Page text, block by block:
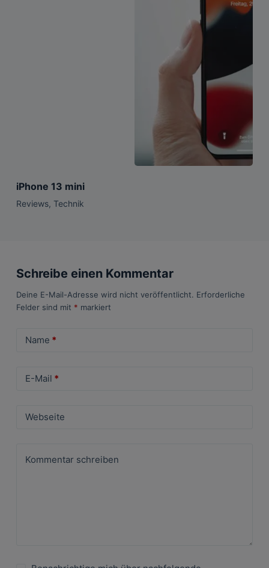
iPhone 13 mini
Reviews, Technik
Schreibe einen Kommentar
Deine E-Mail-Adresse wird nicht veröffentlicht. Erforderliche
Felder sind mit * markiert
Name *
E-Mail *
Webseite
Kommentar schreiben